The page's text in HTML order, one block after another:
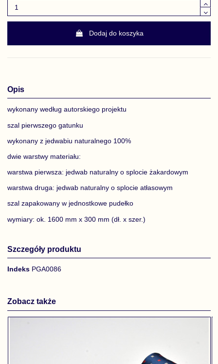
Dodaj do koszyka
Opis
wykonany według autorskiego projektu
szal pierwszego gatunku
wykonany z jedwabiu naturalnego 100%
dwie warstwy materiału:
warstwa pierwsza: jedwab naturalny o splocie żakardowym
warstwa druga: jedwab naturalny o splocie atłasowym
szal zapakowany w jednostkowe pudełko
wymiary: ok. 1600 mm x 300 mm (dł. x szer.)
Szczegóły produktu
Indeks PGA0086
Zobacz także